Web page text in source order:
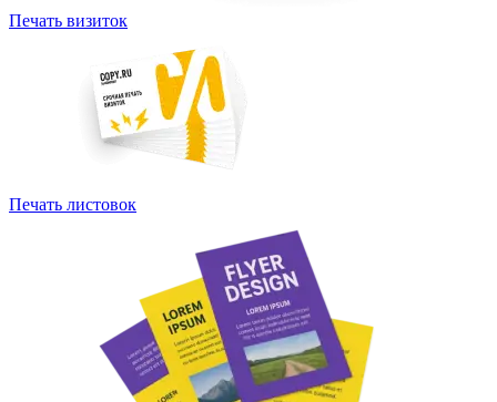
Печать визиток
Печать листовок